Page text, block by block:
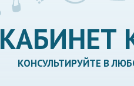
КАБИНЕТ
КОНСУЛЬТИРУЙТЕ В